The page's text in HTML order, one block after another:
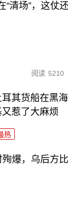
清场”，这仗
阅读 5210
耳其货船在黑
又惹了大麻烦
热
爆，乌后方